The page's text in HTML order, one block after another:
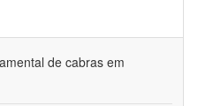
de cabras em